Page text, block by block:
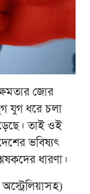
জোর
যুগ ধরে চলা
তাই ওই
ভবিষ্যৎ
ধারণা।